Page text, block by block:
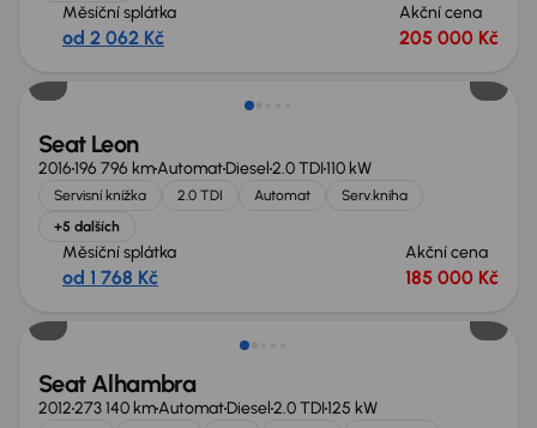
Měsíční splátka
od 2 062 Kč
Akční cena
205 000 Kč
Seat Leon
2016196 796 kmAutomatDiesel2.0 TDI110 kW
Servisní knížka 2.0 TDI Automat
Serv.kniha
+5 dalších
Měsíční splátka
od 1 768 Kč
Akční cena
185 000 Kč
Seat Alhambra
2012273 140 kmAutomatDiesel2.0 TDI125 kW